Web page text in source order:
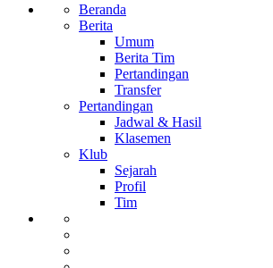
Beranda
Berita
Umum
Berita Tim
Pertandingan
Transfer
Pertandingan
Jadwal & Hasil
Klasemen
Klub
Sejarah
Profil
Tim